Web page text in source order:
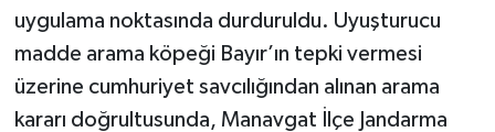
uygulama noktasında durduruldu. Uyuşturucu
madde arama köpeği Bayır’ın tepki vermesi
üzerine cumhuriyet savcılığından alınan arama
kararı doğrultusunda, Manavgat İlçe Jandarma